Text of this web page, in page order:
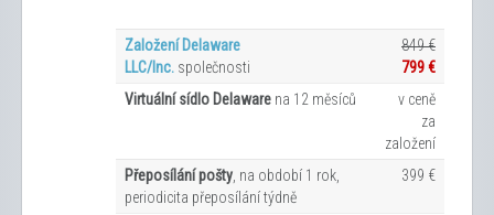
Založení Delaware
LLC/Inc. společnosti
849 €
799 €
Virtuální sídlo Delaware na 12 měsíců
v ceně
za
založení
Přeposílání pošty , na období 1 rok,
periodicita přeposílání týdně
399 €